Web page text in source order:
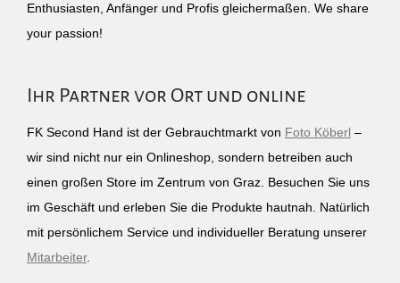
Enthusiasten, Anfänger und Profis gleichermaßen. We share
your passion!
Ihr Partner vor Ort und online
FK Second Hand ist der Gebrauchtmarkt von Foto Köberl –
wir sind nicht nur ein Onlineshop, sondern betreiben auch
einen großen Store im Zentrum von Graz. Besuchen Sie uns
im Geschäft und erleben Sie die Produkte hautnah. Natürlich
mit persönlichem Service und individueller Beratung unserer
Mitarbeiter.